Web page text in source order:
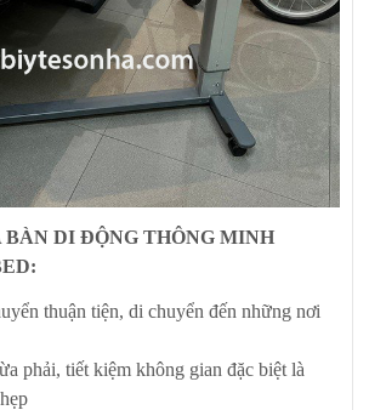
DI ĐỘNG THÔNG MINH
thuận tiện, di chuyển đến những nơi
phải, tiết kiệm không gian đặc biệt là